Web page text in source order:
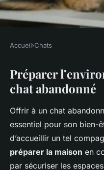
Comment
pour accueillir
abandonné
Wassim • 6 décembre 2024 •
Accueil›Chats
Préparer
chat abandonné
Offrir à un chat
essentiel pour son bien-
d’accueillir un tel
préparer la maison en
par sécuriser les